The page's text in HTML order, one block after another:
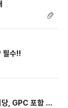
수!!
가스크로마토그래피(지방산) 및 HPLC 1(유리당, GPC 포함 다용도 분석) 담당자 부재 안내